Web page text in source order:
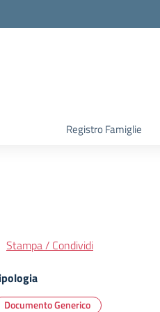
Registro Famiglie
Stampa / Condividi
Documento Generico